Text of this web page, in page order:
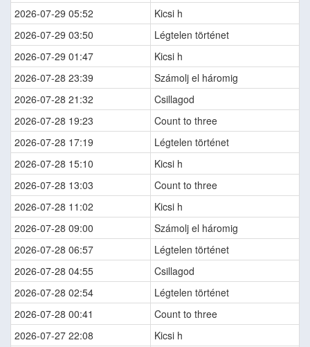
2026-07-29 05:52
Kicsi h
2026-07-29 03:50
Légtelen történet
2026-07-29 01:47
Kicsi h
2026-07-28 23:39
Számolj el háromig
2026-07-28 21:32
Csillagod
2026-07-28 19:23
Count to three
2026-07-28 17:19
Légtelen történet
2026-07-28 15:10
Kicsi h
2026-07-28 13:03
Count to three
2026-07-28 11:02
Kicsi h
2026-07-28 09:00
Számolj el háromig
2026-07-28 06:57
Légtelen történet
2026-07-28 04:55
Csillagod
2026-07-28 02:54
Légtelen történet
2026-07-28 00:41
Count to three
2026-07-27 22:08
Kicsi h